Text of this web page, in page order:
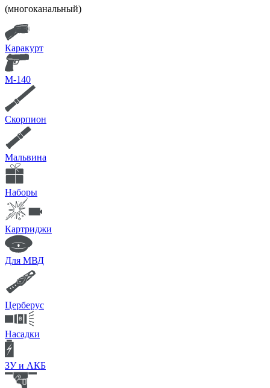
(многоканальный)
Каракурт
М-140
Скорпион
Мальвина
Наборы
Картриджи
Для МВД
Церберус
Насадки
ЗУ и АКБ